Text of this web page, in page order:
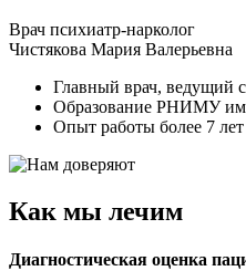
Врач психиатр-нарколог
Чистякова Мария Валерьевна
Главный врач, ведущий
Образование РНИМУ им.
Опыт работы более 7 лет
Как мы лечим
Диагностическая оценка